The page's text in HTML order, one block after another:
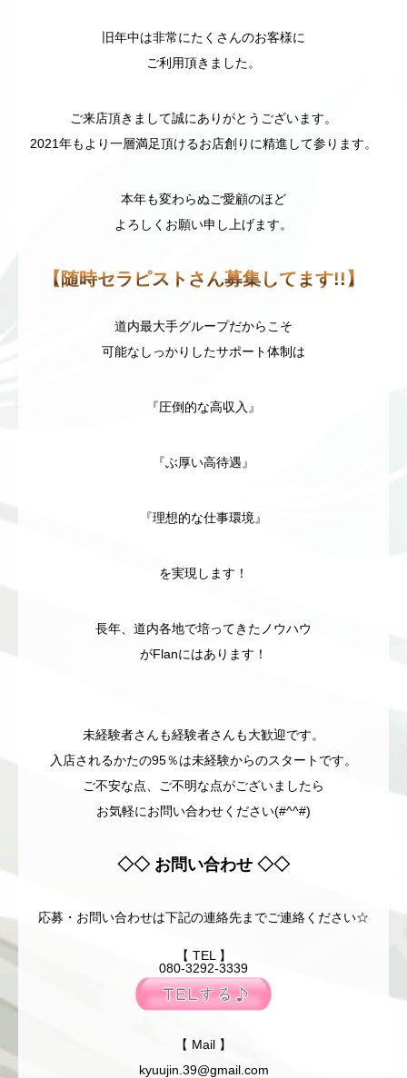
旧年中は非常にたくさんのお客様に
ご利用頂きました。
ご来店頂きまして誠にありがとうございます。
2021年もより一層満足頂けるお店創りに精進して参ります。
本年も変わらぬご愛顧のほど
よろしくお願い申し上げます。
【随時セラピストさん募集してます!!】
道内最大手グループだからこそ
可能なしっかりしたサポート体制は
『圧倒的な高収入』
『ぶ厚い高待遇』
『理想的な仕事環境』
を実現します！
長年、道内各地で培ってきたノウハウ
がFlanにはあります！
未経験者さんも経験者さんも大歓迎です。
入店されるかたの95％は未経験からのスタートです。
ご不安な点、ご不明な点がございましたら
お気軽にお問い合わせください(#^^#)
◇◇ お問い合わせ ◇◇
応募・お問い合わせは下記の連絡先までご連絡ください☆
【 TEL 】
080-3292-3339
【 Mail 】
kyuujin.39@gmail.com